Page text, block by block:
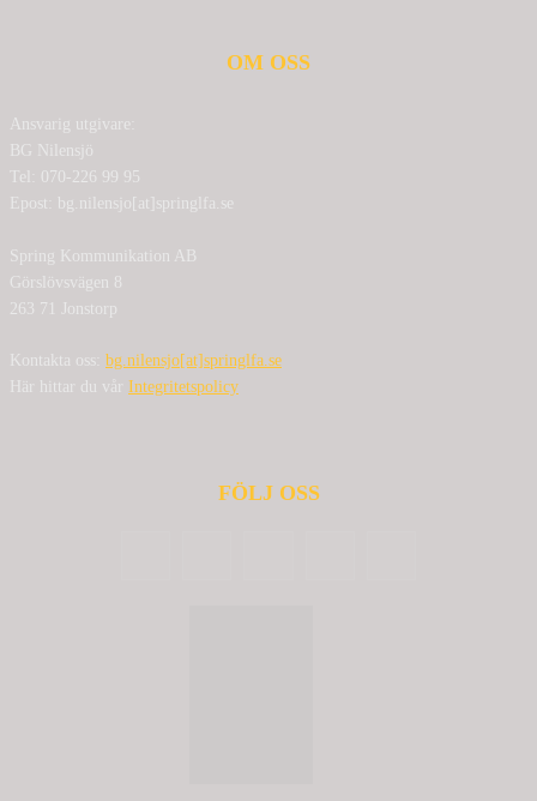
OM OSS
Ansvarig utgivare:
BG Nilensjö
Tel: 070-226 99 95
Epost: bg.nilensjo[at]springlfa.se
Spring Kommunikation AB
Görslövsvägen 8
263 71 Jonstorp
Kontakta oss: bg.nilensjo[at]springlfa.se
Här hittar du vår Integritetspolicy
FÖLJ OSS